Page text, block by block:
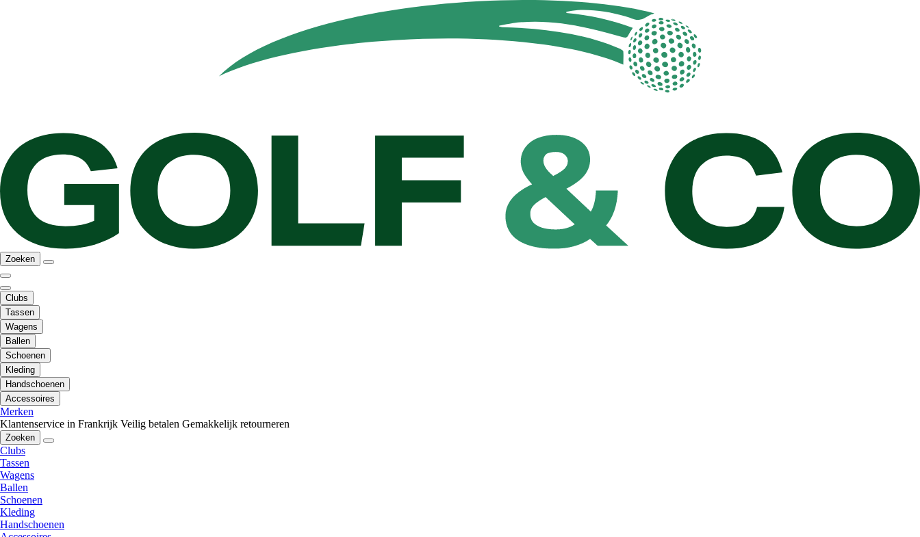
Zoeken
Clubs
Tassen
Wagens
Ballen
Schoenen
Kleding
Handschoenen
Accessoires
Merken
Klantenservice in Frankrijk Veilig betalen Gemakkelijk retourneren
Zoeken
Clubs
Tassen
Wagens
Ballen
Schoenen
Kleding
Handschoenen